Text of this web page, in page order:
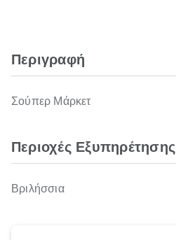
Περιγραφή
Σούπερ Μάρκετ
Περιοχές Εξυπηρέτησης
Βριλήσσια